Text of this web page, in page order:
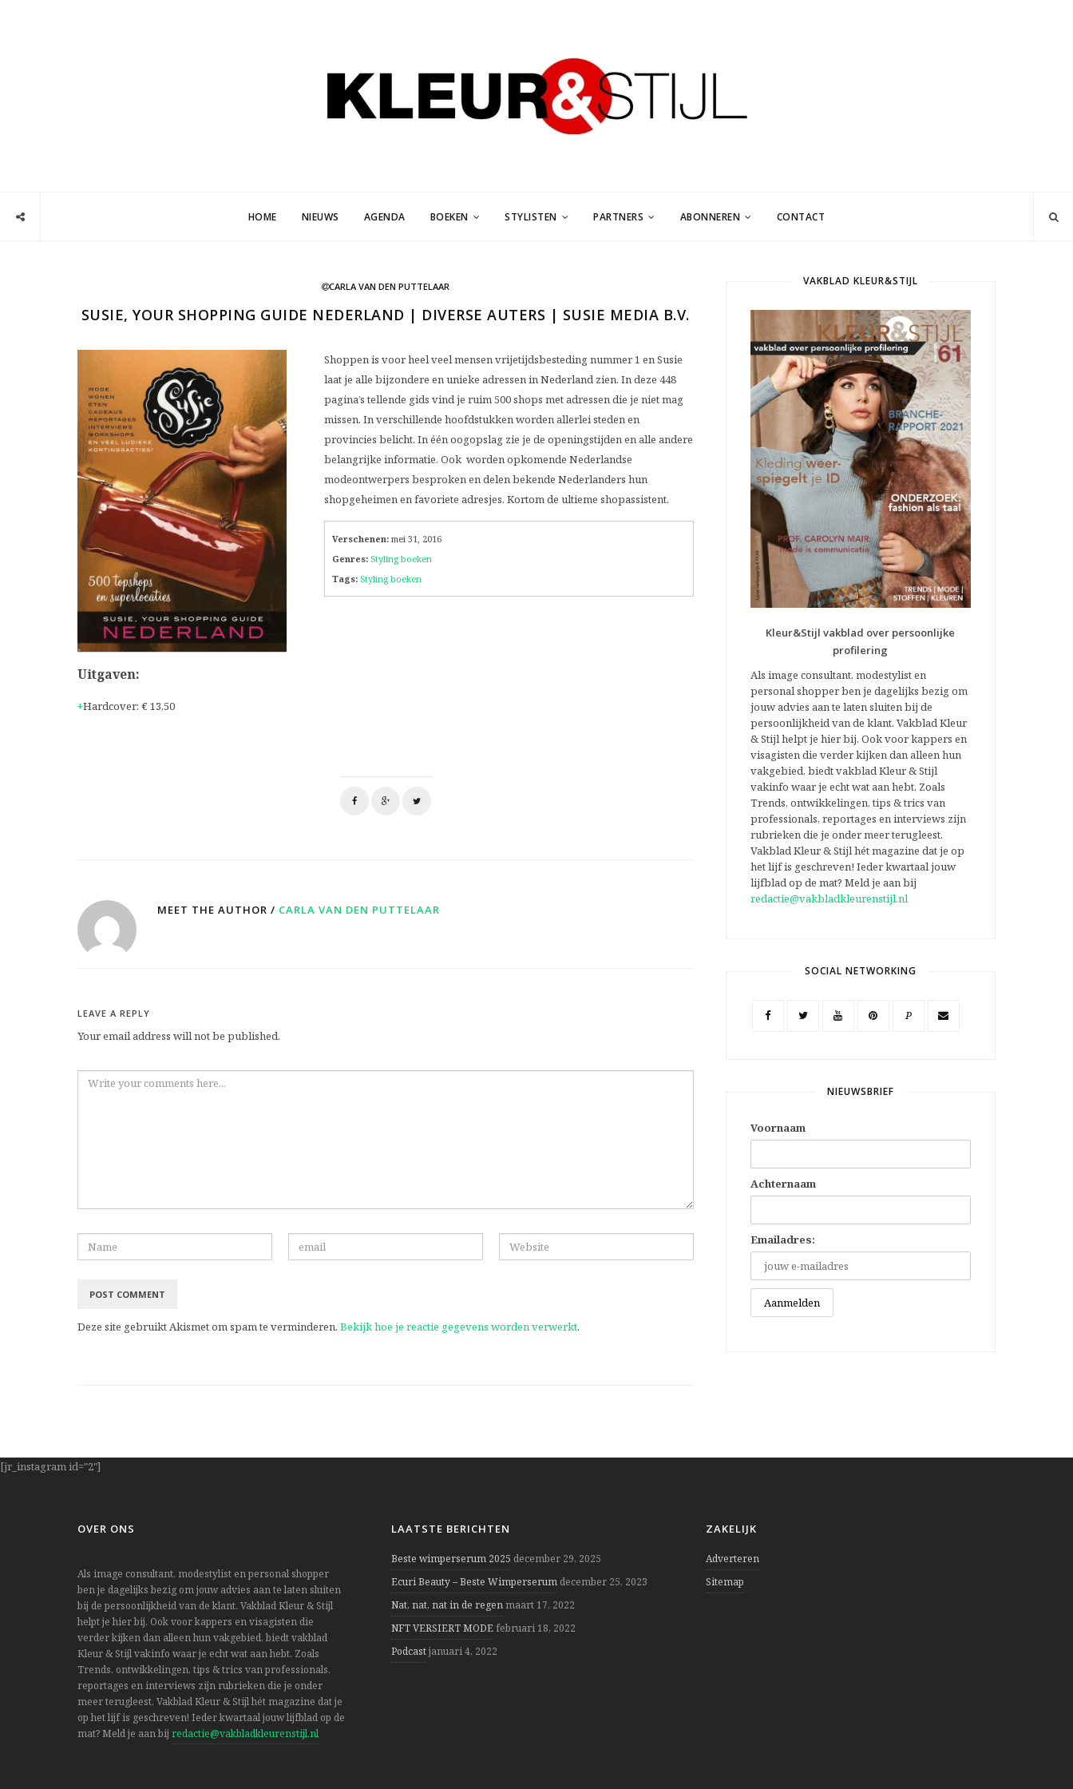
HOME NIEUWS AGENDA BOEKEN STYLISTEN PARTNERS ABONNEREN CONTACT
CARLA VAN DEN PUTTELAAR
SUSIE, YOUR SHOPPING GUIDE NEDERLAND | DIVERSE AUTERS | SUSIE MEDIA B.V.
Uitgaven:
Hardcover: € 13,50
Shoppen is voor heel veel mensen vrijetijdsbesteding nummer 1 en Susie
laat je alle bijzondere en unieke adressen in Nederland zien. In deze 448
pagina’s tellende gids vind je ruim 500 shops met adressen die je niet mag
missen. In verschillende hoofdstukken worden allerlei steden en
provincies belicht. In één oogopslag zie je de openingstijden en alle andere
belangrijke informatie. Ook worden opkomende Nederlandse
modeontwerpers besproken en delen bekende Nederlanders hun
shopgeheimen en favoriete adresjes. Kortom de ultieme shopassistent.
Verschenen: mei 31, 2016
Genres: Styling boeken
Tags: Styling boeken
MEET THE AUTHOR / CARLA VAN DEN PUTTELAAR
LEAVE A REPLY
Your email address will not be published.
Deze site gebruikt Akismet om spam te verminderen. Bekijk hoe je reactie gegevens worden verwerkt.
VAKBLAD KLEUR&STIJL
Kleur&Stijl vakblad over persoonlijke
profilering
Als image consultant, modestylist en
personal shopper ben je dagelijks bezig om
jouw advies aan te laten sluiten bij de
persoonlijkheid van de klant. Vakblad Kleur
& Stijl helpt je hier bij. Ook voor kappers en
visagisten die verder kijken dan alleen hun
vakgebied, biedt vakblad Kleur & Stijl
vakinfo waar je echt wat aan hebt. Zoals
Trends, ontwikkelingen, tips & trics van
professionals, reportages en interviews zijn
rubrieken die je onder meer terugleest.
Vakblad Kleur & Stijl hét magazine dat je op
het lijf is geschreven! Ieder kwartaal jouw
lijfblad op de mat? Meld je aan bij
redactie@vakbladkleurenstijl.nl
SOCIAL NETWORKING
P
NIEUWSBRIEF
Voornaam
Achternaam
Emailadres:
[jr_instagram id="2"]
OVER ONS
Als image consultant, modestylist en personal shopper
ben je dagelijks bezig om jouw advies aan te laten sluiten
bij de persoonlijkheid van de klant. Vakblad Kleur & Stijl
helpt je hier bij. Ook voor kappers en visagisten die
verder kijken dan alleen hun vakgebied, biedt vakblad
Kleur & Stijl vakinfo waar je echt wat aan hebt. Zoals
Trends, ontwikkelingen, tips & trics van professionals,
reportages en interviews zijn rubrieken die je onder
meer terugleest. Vakblad Kleur & Stijl hét magazine dat je
op het lijf is geschreven! Ieder kwartaal jouw lijfblad op de
mat? Meld je aan bij redactie@vakbladkleurenstijl.nl
LAATSTE BERICHTEN
Beste wimperserum 2025 december 29, 2025
Ecuri Beauty – Beste Wimperserum december 25, 2023
Nat, nat, nat in de regen maart 17, 2022
NFT VERSIERT MODEfebruari 18, 2022
Podcastjanuari 4, 2022
ZAKELIJK
Adverteren
Sitemap